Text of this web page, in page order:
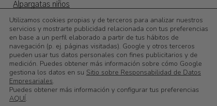
Subtotal: 0,00€
Alpargatas niños
Otoño/invierno
©2026Calzadoslobo
Utilizamos cookies propias y de terceros para analizar nuestros
servicios y mostrarte publicidad relacionada con tus preferencias
en base a un perfil elaborado a partir de tus hábitos de
navegación (p. ej. páginas visitadas). Google y otros terceros
pueden usar tus datos personales con fines publicitarios y de
medición. Puedes obtener más información sobre cómo Google
gestiona los datos en su Sitio sobre Responsabilidad de Datos
Empresariales.
Puedes obtener más información y configurar tus preferencias
AQUÍ.